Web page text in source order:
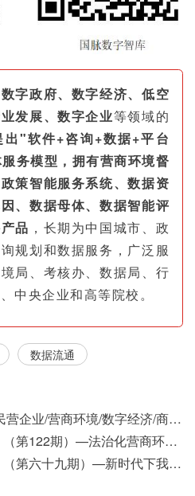
字政府、数字经济、低空
发展、数字企业等领域的
出"软件+咨询+数据+平台
务模型，拥有营商环境督
策智能服务系统、数据资
、数据母体、数据智能评
品 ，长期为中国城市、政
规划和数据服务，广泛服
局、考核办、数据局、行
中央企业和高等院校。
数据流通
03月14日国脉政务播报（民营企业/营商环境/数字经济/商事制度改革）
国脉智库《营商环境周刊》（第122期）—法治化营商环境视域下我国行政执法公示制度浅析
国脉智库《营商环境周刊》（第六十九期）—新时代下我国营商环境标准体系构建初探